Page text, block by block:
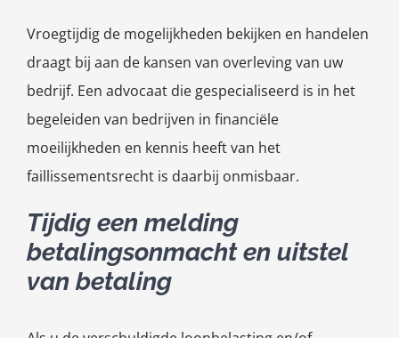
Vroegtijdig de mogelijkheden bekijken en handelen
draagt bij aan de kansen van overleving van uw
bedrijf. Een advocaat die gespecialiseerd is in het
begeleiden van bedrijven in financiële
moeilijkheden en kennis heeft van het
faillissementsrecht is daarbij onmisbaar.
Tijdig een melding
betalingsonmacht en uitstel
van betaling